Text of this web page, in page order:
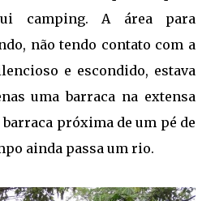
camping. A área para
não tendo contato com a
e escondido, estava
uma barraca na extensa
próxima de um pé de
ainda passa um rio.